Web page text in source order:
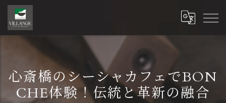
心斎橋のシーシャカフェでBON
CHE体験！伝統と革新の融合